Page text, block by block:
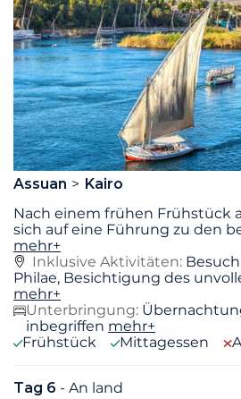
Assuan
Kairo
Nach einem frühen Frühstück
sich auf eine Führung zu den
mehr+
Inklusive Aktivitäten:
Philae, Besichtigung des
mehr+
Unterbringung:
inbegriffen mehr+
Frühstück
Mittagessen
Tag 6 - An land